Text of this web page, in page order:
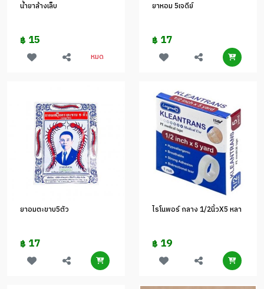
น้ำยาล้างเล็บ
฿ 15
หมด
ยาหอม 5เจดีย์
฿ 17
ยาอมตะขาบ5ตัว
฿ 17
ไรโนพอร์ กลาง 1/2นิ้วX5 หลา
฿ 19